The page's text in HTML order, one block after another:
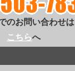
のお問い合わせは
こちらへ